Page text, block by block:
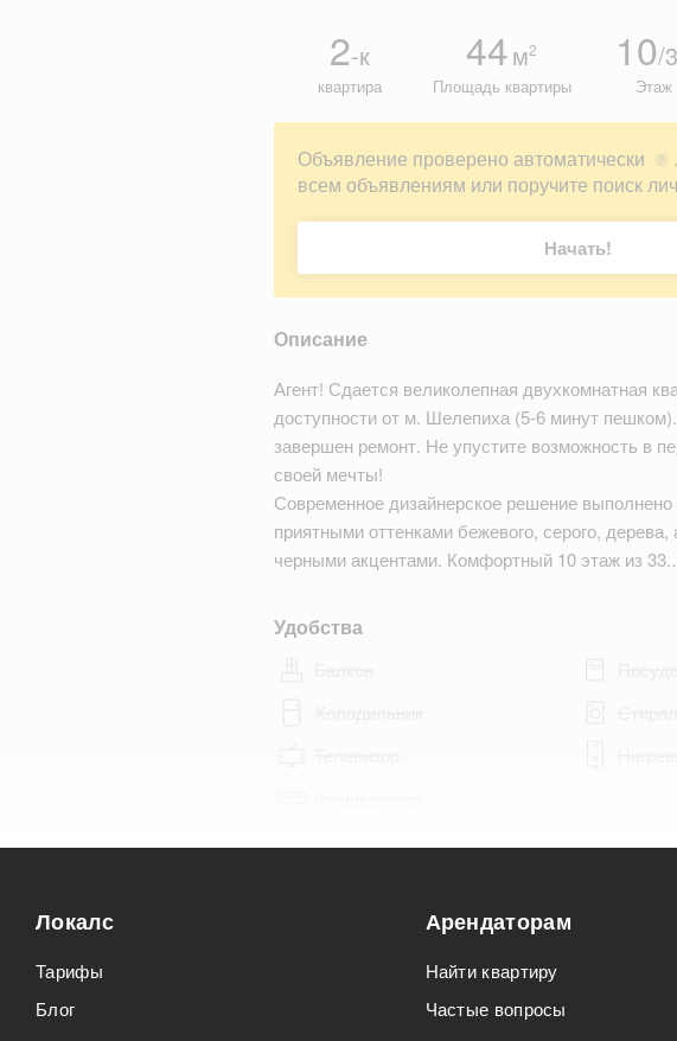
2-к
квартира
44м2
Площадь квартиры
10/
Этаж
Объявление проверено автоматически ?
всем объявлениям или поручите поиск
Начать!
Описание
Агент! Сдается великолепная двухкомнатная
доступности от м. Шелепиха (5-6 минут
завершен ремонт. Не упустите возможность в
своей мечты!
Современное дизайнерское решение
приятными оттенками бежевого, серого,
черными акцентами. Комфортный 10 этаж из
Удобства
Локалс
Тарифы
Блог
Арендаторам
Найти квартиру
Частые вопросы